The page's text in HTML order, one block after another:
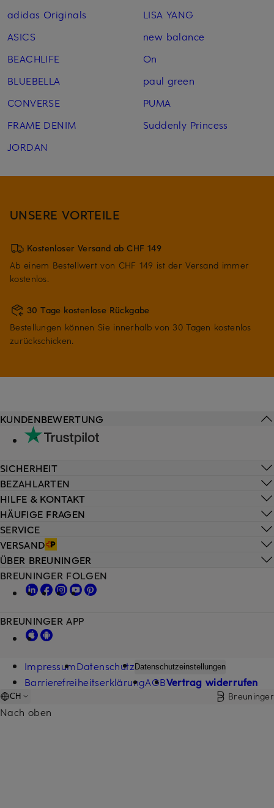
adidas Originals
ASICS
BEACHLIFE
BLUEBELLA
CONVERSE
FRAME DENIM
JORDAN
LISA YANG
new balance
On
paul green
PUMA
Suddenly Princess
UNSERE VORTEILE
Kostenloser Versand ab CHF 149
Ab einem Bestellwert von CHF 149 ist der Versand immer
kostenlos.
30 Tage kostenlose Rückgabe
Bestellungen können Sie innerhalb von 30 Tagen kostenlos
zurückschicken.
HILFE & KONTAKT
HÄUFIGE FRAGEN
SERVICE
VERSAND
KUNDENBEWERTUNG
SICHERHEIT
BEZAHLARTEN
ÜBER BREUNINGER
BREUNINGER FOLGEN
BREUNINGER APP
ImpressumDatenschutz Datenschutzeinstellungen
BarrierefreiheitserklärungAGBVertrag widerrufen
CH Breuninger
Nach oben